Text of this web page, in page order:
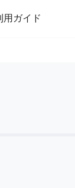
用ガイド
料理